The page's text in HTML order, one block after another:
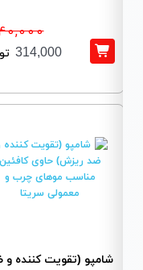
340,000
314,000 تومان
شامپو (تقویت کننده و ضد